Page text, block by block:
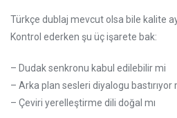
Türkçe dublaj mevcut olsa bile kalite
Kontrol ederken şu üç işarete bak:
– Dudak senkronu kabul edilebilir mi
– Arka plan sesleri diyalogu bastırıyor
– Çeviri yerelleştirme dili doğal mı